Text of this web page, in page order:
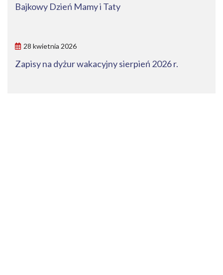
Bajkowy Dzień Mamy i Taty
28 kwietnia 2026
Zapisy na dyżur wakacyjny sierpień 2026 r.